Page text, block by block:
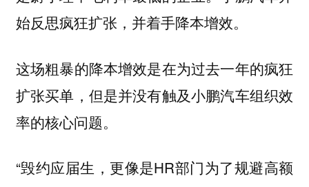
始反思疯狂扩张，并着手降本增效。
这场粗暴的降本增效是在为过去一年的疯狂
扩张买单，但是并没有触及小鹏汽车组织效
率的核心问题。
“毁约应届生，更像是HR部门为了规避高额